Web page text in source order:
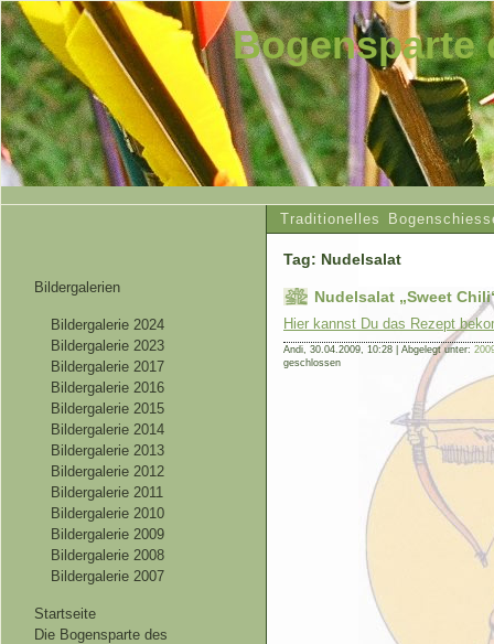
Bogensparte
Traditionelles
Bildergalerien
Bildergalerie 2024
Bildergalerie 2023
Bildergalerie 2017
Bildergalerie 2016
Bildergalerie 2015
Bildergalerie 2014
Bildergalerie 2013
Bildergalerie 2012
Bildergalerie 2011
Bildergalerie 2010
Bildergalerie 2009
Bildergalerie 2008
Bildergalerie 2007
Startseite
Die Bogensparte des
Tag: Nudelsalat
Nudelsalat „Sweet
Hier kannst Du das Rezept
Andi, 30.04.2009, 10:28 | Abgelegt unter:
geschlossen